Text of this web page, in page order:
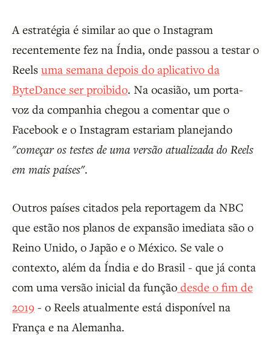
A estratégia é similar ao que o Instagram
recentemente fez na Índia, onde passou a testar o
Reels uma semana depois do aplicativo da
ByteDance ser proibido. Na ocasião, um porta-
voz da companhia chegou a comentar que o
Facebook e o Instagram estariam planejando
"começar os testes de uma versão atualizada do Reels
em mais países".
Outros países citados pela reportagem da NBC
que estão nos planos de expansão imediata são o
Reino Unido, o Japão e o México. Se vale o
contexto, além da Índia e do Brasil - que já conta
com uma versão inicial da função desde o fim de
2019 - o Reels atualmente está disponível na
França e na Alemanha.